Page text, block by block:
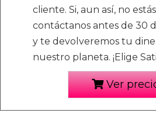
cliente. Si, aun así, no
contáctanos antes de 30
y te devolveremos tu
nuestro planeta. ¡Elige
Ver